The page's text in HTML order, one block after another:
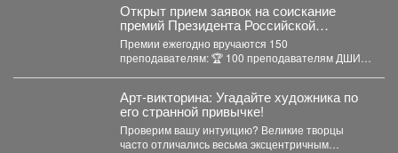
Открыт прием заявок на соискание
премий Президента Российской
Федерации для преподавателей в
области музыкального искусства в 2026
году.
Премии ежегодно вручаются 150
преподавателям: 🏆 100 преподавателям ДШИ
Арт-викторина: Угадайте художника по
его странной привычке!
Проверим вашу интуицию? Великие творцы
часто отличались весьма эксцентричным